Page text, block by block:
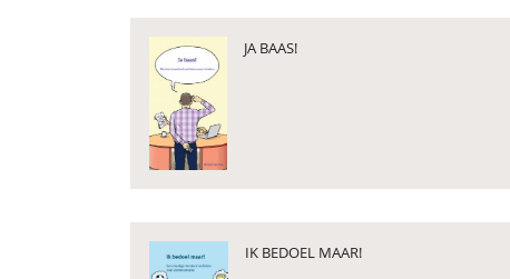
JA BAAS!
IK BEDOEL MAAR!